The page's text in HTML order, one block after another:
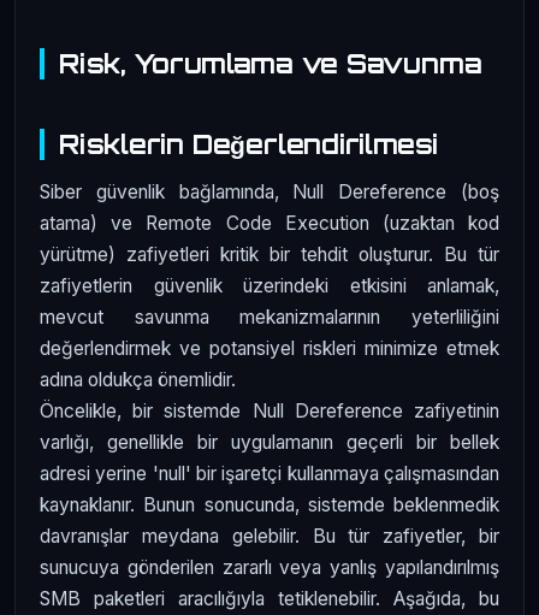
Risk, Yorumlama ve Savunma
Risklerin Değerlendirilmesi
Siber güvenlik bağlamında, Null Dereference (boş
atama) ve Remote Code Execution (uzaktan kod
yürütme) zafiyetleri kritik bir tehdit oluşturur. Bu tür
zafiyetlerin güvenlik üzerindeki etkisini anlamak,
mevcut savunma mekanizmalarının yeterliliğini
değerlendirmek ve potansiyel riskleri minimize etmek
adına oldukça önemlidir.
Öncelikle, bir sistemde Null Dereference zafiyetinin
varlığı, genellikle bir uygulamanın geçerli bir bellek
adresi yerine 'null' bir işaretçi kullanmaya çalışmasından
kaynaklanır. Bunun sonucunda, sistemde beklenmedik
davranışlar meydana gelebilir. Bu tür zafiyetler, bir
sunucuya gönderilen zararlı veya yanlış yapılandırılmış
SMB paketleri aracılığıyla tetiklenebilir. Aşağıda, bu